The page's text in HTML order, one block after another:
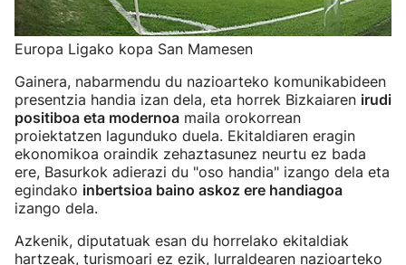
Europa Ligako kopa San Mamesen
Gainera, nabarmendu du nazioarteko komunikabideen
presentzia handia izan dela, eta horrek Bizkaiaren irudi
positiboa eta modernoa maila orokorrean
proiektatzen lagunduko duela. Ekitaldiaren eragin
ekonomikoa oraindik zehaztasunez neurtu ez bada
ere, Basurkok adierazi du "oso handia" izango dela eta
egindako inbertsioa baino askoz ere handiagoa
izango dela.
Azkenik, diputatuak esan du horrelako ekitaldiak
hartzeak, turismoari ez ezik, lurraldearen nazioarteko